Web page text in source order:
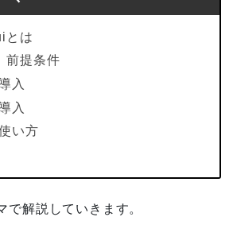
とは
前提条件
入
入
い方
で解説していきます。